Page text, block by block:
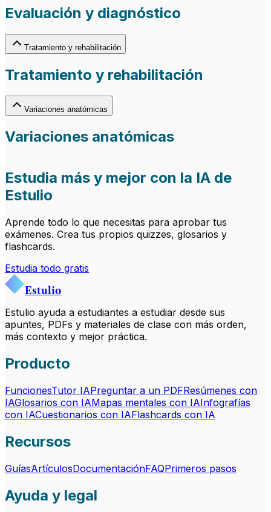
Evaluación y diagnóstico
Tratamiento y rehabilitación
Tratamiento y rehabilitación
Variaciones anatómicas
Variaciones anatómicas
Estudia más y mejor con la IA de
Estulio
Aprende todo lo que necesitas para aprobar tus
exámenes. Crea tus propios quizzes, glosarios y
flashcards.
Estudia todo gratis
Estulio
Estulio ayuda a estudiantes a estudiar desde sus
apuntes, PDFs y materiales de clase con más orden,
más contexto y mejor práctica.
Producto
FuncionesTutor IAPreguntar a un PDFResúmenes con
IAGlosarios con IAMapas mentales con IAInfografías
con IACuestionarios con IAFlashcards con IA
Recursos
GuíasArtículosDocumentaciónFAQPrimeros pasos
Ayuda y legal